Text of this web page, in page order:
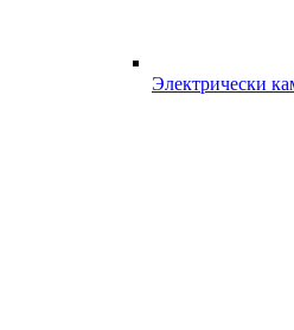
Электрически